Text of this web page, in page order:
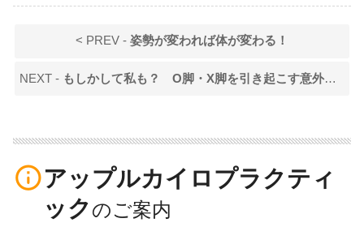
< PREV - 姿勢が変われば体が変わる！
NEXT - もしかして私も？ O脚・X脚を引き起こす意外なクセとは
info_outlineアップルカイロプラクティ
ック